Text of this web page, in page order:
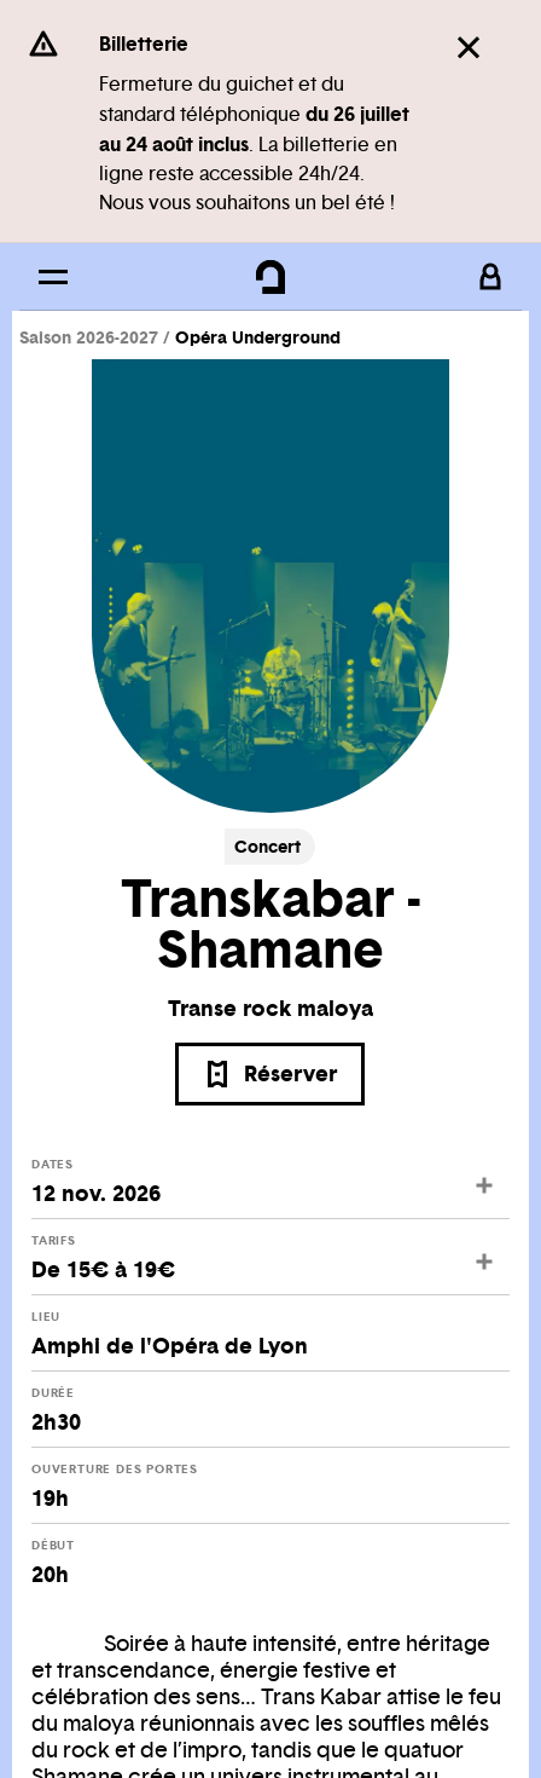
Se rendre au
Contenu principal
Pied de page
Billetterie
Fermeture du guichet et du
standard téléphonique du 26 juillet
au 24 août inclus. La billetterie en
ligne reste accessible 24h/24.
Nous vous souhaitons un bel été !
Saison 2026-2027 Opéra Underground
Concert
Transkabar -
Shamane
Transe rock maloya
Réserver
DATES
12 nov. 2026
TARIFS
De 15€ à 19€
LIEU
Amphi de l'Opéra de Lyon
DURÉE
2h30
OUVERTURE DES PORTES
19h
DÉBUT
20h
Soirée à haute intensité, entre héritage
et transcendance, énergie festive et
célébration des sens… Trans Kabar attise le feu
du maloya réunionnais avec les souffles mêlés
du rock et de l’impro, tandis que le quatuor